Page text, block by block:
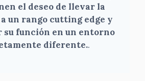
el deseo de llevar la
un rango cutting edge y
su función en un entorno
diferente..